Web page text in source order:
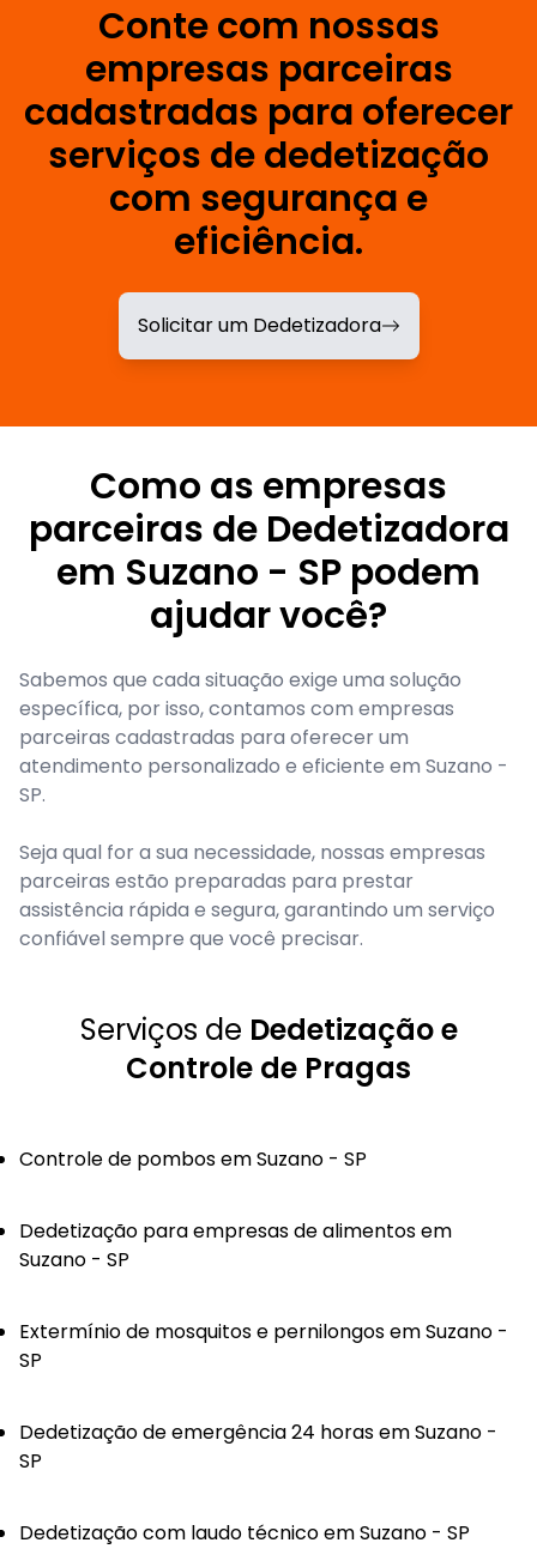
Conte com nossas
empresas parceiras
cadastradas para oferecer
serviços de dedetização
com segurança e
eficiência.
Solicitar um Dedetizadora
Como as empresas
parceiras de Dedetizadora
em Suzano - SP podem
ajudar você?
Sabemos que cada situação exige uma solução
específica, por isso, contamos com empresas
parceiras cadastradas para oferecer um
atendimento personalizado e eficiente em Suzano -
SP.
Seja qual for a sua necessidade, nossas empresas
parceiras estão preparadas para prestar
assistência rápida e segura, garantindo um serviço
confiável sempre que você precisar.
Serviços de Dedetização e
Controle de Pragas
Controle de pombos em Suzano - SP
Dedetização para empresas de alimentos em
Suzano - SP
Extermínio de mosquitos e pernilongos em Suzano -
SP
Dedetização de emergência 24 horas em Suzano -
SP
Dedetização com laudo técnico em Suzano - SP